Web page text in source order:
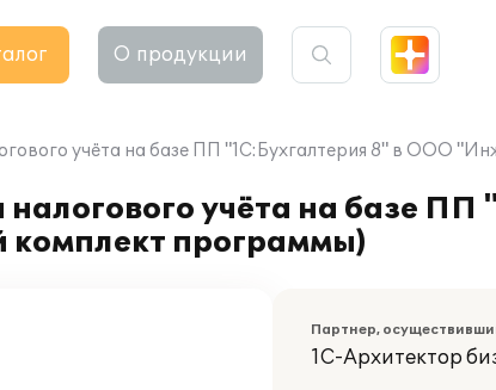
О продукции
учёта на базе ПП "1С:Бухгалтерия 8" в ООО
учёта на базе
программы)
Партнер,
1С-Архитектор